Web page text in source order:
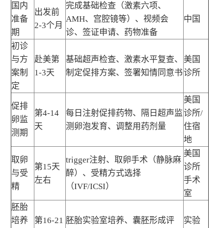
国内
准备
期
出发前
2-3个月
完成基础检查（激素六项、
AMH、宫腔镜等）、视频会
诊、签证申请、药物准备
中国
初诊
与方
案制
定
赴美第
1-3天
基础超声检查、激素水平复查、
制定促排方案、签署知情同意书
美国
诊所
促排
卵监
测期
第4-14
天
每日注射促排药物、隔日超声监
测卵泡发育、调整用药剂量
美国
诊所/
住宿
地
取卵
与受
精
第15天
左右
trigger注射、取卵手术（静脉麻
醉）、受精方式选择
（IVF/ICSI）
美国
诊所
手术
室
胚胎
培养
第16-21 胚胎实验室培养、囊胚形成评
实验